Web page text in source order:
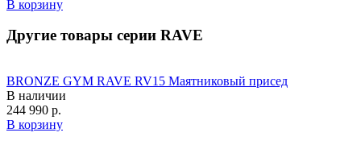
В корзину
Другие товары серии RAVE
BRONZE GYM RAVE RV15 Маятниковый присед
В наличии
244 990 р.
В корзину